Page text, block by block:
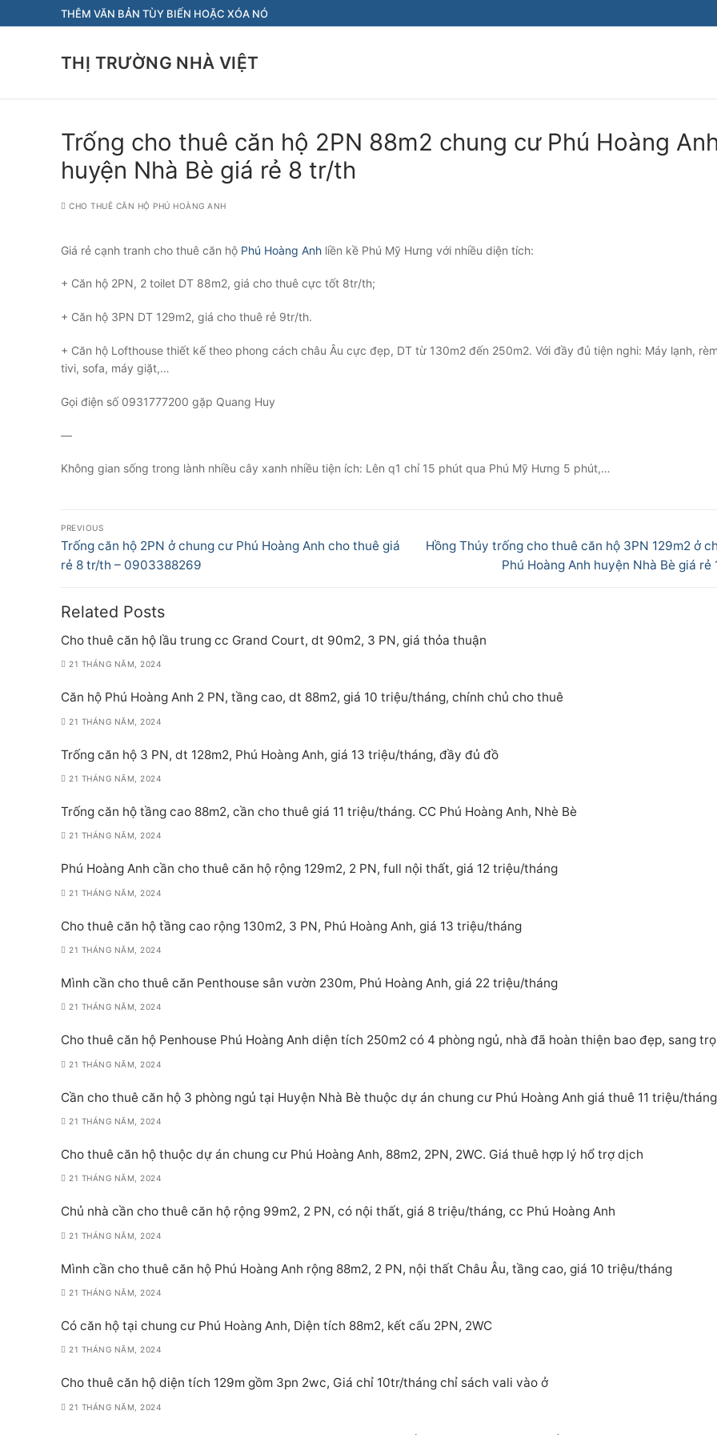
đến
THÊM VĂN BẢN TÙY BIẾN HOẶC XÓA NÓ
THỊ TRƯỜNG NHÀ VIỆT
Trống cho thuê căn hộ 2PN 88m2 chung cư Phú Hoàng
huyện Nhà Bè giá rẻ 8 tr/th
CHO THUÊ CĂN HỘ PHÚ HOÀNG ANH
Giá rẻ cạnh tranh cho thuê căn hộ Phú Hoàng Anh liền kề Phú Mỹ Hưng với nhiều diện tích:
+ Căn hộ 2PN, 2 toilet DT 88m2, giá cho thuê cực tốt 8tr/th;
+ Căn hộ 3PN DT 129m2, giá cho thuê rẻ 9tr/th.
+ Căn hộ Lofthouse thiết kế theo phong cách châu Âu cực đẹp, DT từ 130m2 đến 250m2. Với đầy đủ tiện nghi: Máy lạnh,
tivi, sofa, máy giặt,…
Gọi điện số 0931777200 gặp Quang Huy
—
Không gian sống trong lành nhiều cây xanh nhiều tiện ích: Lên q1 chỉ 15 phút qua Phú Mỹ Hưng 5 phút,…
Điều
hướng
bài
viết
PREVIOUS
Previous
post:
Trống căn hộ 2PN ở chung cư Phú Hoàng Anh cho thuê giá
rẻ 8 tr/th – 0903388269
Next
Hồng Thúy trống cho thuê căn hộ 3PN 129m2 ở
Phú Hoàng Anh huyện Nhà Bè giá rẻ
Related Posts
Cho thuê căn hộ lầu trung cc Grand Court, dt 90m2, 3 PN, giá thỏa thuận
21 THÁNG NĂM, 2024
Căn hộ Phú Hoàng Anh 2 PN, tầng cao, dt 88m2, giá 10 triệu/tháng, chính chủ cho thuê
21 THÁNG NĂM, 2024
Trống căn hộ 3 PN, dt 128m2, Phú Hoàng Anh, giá 13 triệu/tháng, đầy đủ đồ
21 THÁNG NĂM, 2024
Trống căn hộ tầng cao 88m2, cần cho thuê giá 11 triệu/tháng. CC Phú Hoàng Anh, Nhè Bè
21 THÁNG NĂM, 2024
Phú Hoàng Anh cần cho thuê căn hộ rộng 129m2, 2 PN, full nội thất, giá 12 triệu/tháng
21 THÁNG NĂM, 2024
Cho thuê căn hộ tầng cao rộng 130m2, 3 PN, Phú Hoàng Anh, giá 13 triệu/tháng
21 THÁNG NĂM, 2024
Mình cần cho thuê căn Penthouse sân vườn 230m, Phú Hoàng Anh, giá 22 triệu/tháng
21 THÁNG NĂM, 2024
Cho thuê căn hộ Penhouse Phú Hoàng Anh diện tích 250m2 có 4 phòng ngủ, nhà đã hoàn thiện bao đẹp, sang
21 THÁNG NĂM, 2024
Cần cho thuê căn hộ 3 phòng ngủ tại Huyện Nhà Bè thuộc dự án chung cư Phú Hoàng Anh giá thuê 11 triệu/tháng
21 THÁNG NĂM, 2024
Cho thuê căn hộ thuộc dự án chung cư Phú Hoàng Anh, 88m2, 2PN, 2WC. Giá thuê hợp lý hổ trợ dịch
21 THÁNG NĂM, 2024
Chủ nhà cần cho thuê căn hộ rộng 99m2, 2 PN, có nội thất, giá 8 triệu/tháng, cc Phú Hoàng Anh
21 THÁNG NĂM, 2024
Mình cần cho thuê căn hộ Phú Hoàng Anh rộng 88m2, 2 PN, nội thất Châu Âu, tầng cao, giá 10 triệu/tháng
21 THÁNG NĂM, 2024
Có căn hộ tại chung cư Phú Hoàng Anh, Diện tích 88m2, kết cấu 2PN, 2WC
21 THÁNG NĂM, 2024
Cho thuê căn hộ diện tích 129m gồm 3pn 2wc, Giá chỉ 10tr/tháng chỉ sách vali vào ở
21 THÁNG NĂM, 2024